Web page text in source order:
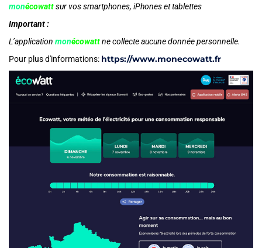
monécowattsur vos smartphones, iPhones et tablettes
Important :
L’application monécowattne collecte aucune donnée personnelle.
Pour plus d'informations: https://www.monecowatt.fr